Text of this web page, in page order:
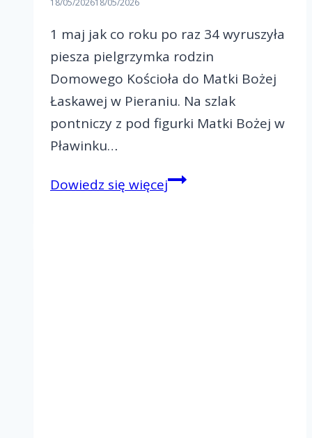
18/05/202618/05/2026
1 maj jak co roku po raz 34 wyruszyła
piesza pielgrzymka rodzin
Domowego Kościoła do Matki Bożej
Łaskawej w Pieraniu. Na szlak
pontniczy z pod figurki Matki Bożej w
Pławinku…
Dowiedz się więcejPiesza